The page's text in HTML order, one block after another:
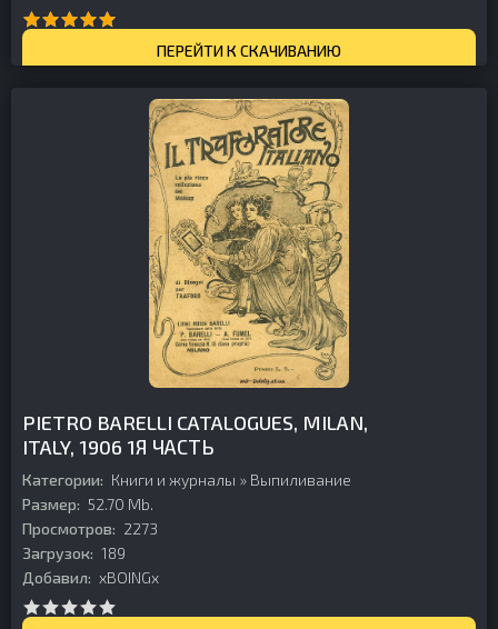
ПЕРЕЙТИ К СКАЧИВАНИЮ
PIETRO BARELLI CATALOGUES, MILAN,
ITALY, 1906 1Я ЧАСТЬ
Категории: Книги и журналы » Выпиливание
Размер: 52.70 Mb.
Просмотров: 2273
Загрузок: 189
Добавил: xBOINGx